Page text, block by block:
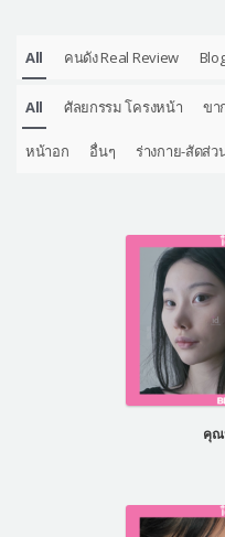
All คนดัง Real Review
All ศัลยกรรม โครงหน้า ขา
หน้าอก อื่นๆ ร่างกาย-สัดส่ว
คุณ